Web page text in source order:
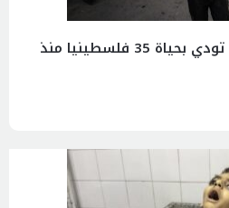
غارات صهيونية على غزة تودي بحياة 35 فلسطينيا منذ